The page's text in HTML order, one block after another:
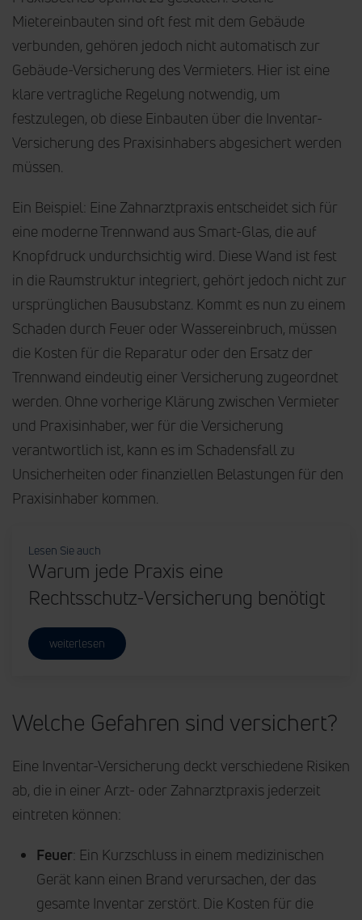
Mietereinbauten sind oft fest mit dem Gebäude
verbunden, gehören jedoch nicht automatisch zur
Gebäude-Versicherung des Vermieters. Hier ist eine
klare vertragliche Regelung notwendig, um
festzulegen, ob diese Einbauten über die Inventar-
Versicherung des Praxisinhabers abgesichert werden
müssen.
Ein Beispiel: Eine Zahnarztpraxis entscheidet sich für
eine moderne Trennwand aus Smart-Glas, die auf
Knopfdruck undurchsichtig wird. Diese Wand ist fest
in die Raumstruktur integriert, gehört jedoch nicht zur
ursprünglichen Bausubstanz. Kommt es nun zu einem
Schaden durch Feuer oder Wassereinbruch, müssen
die Kosten für die Reparatur oder den Ersatz der
Trennwand eindeutig einer Versicherung zugeordnet
werden. Ohne vorherige Klärung zwischen Vermieter
und Praxisinhaber, wer für die Versicherung
verantwortlich ist, kann es im Schadensfall zu
Unsicherheiten oder finanziellen Belastungen für den
Praxisinhaber kommen.
Lesen Sie auch
Warum jede Praxis eine
Rechtsschutz-Versicherung benötigt
weiterlesen
Welche Gefahren sind versichert?
Eine Inventar-Versicherung deckt verschiedene Risiken
ab, die in einer Arzt- oder Zahnarztpraxis jederzeit
eintreten können:
Feuer: Ein Kurzschluss in einem medizinischen
Gerät kann einen Brand verursachen, der das
gesamte Inventar zerstört. Die Kosten für die